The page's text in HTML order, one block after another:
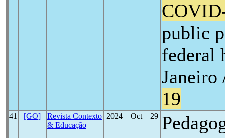
public
federal
19
41 [GO]
Revista Contexto
& Educação
2024―Oct―29